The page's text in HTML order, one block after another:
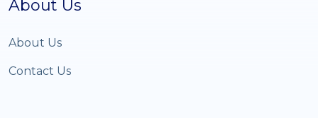
About Us
About Us
Contact Us